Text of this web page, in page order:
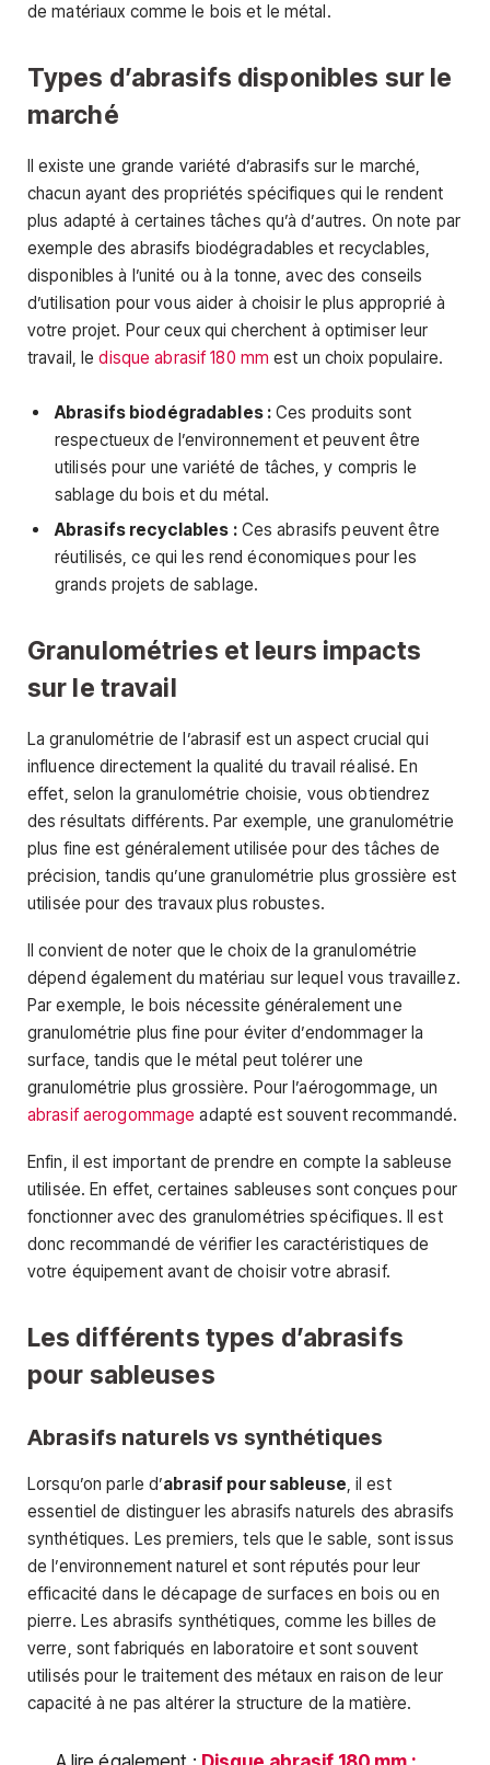
de matériaux comme le bois et le métal.
Types d’abrasifs disponibles sur le
marché
Il existe une grande variété d’abrasifs sur le marché,
chacun ayant des propriétés spécifiques qui le rendent
plus adapté à certaines tâches qu’à d’autres. On note par
exemple des abrasifs biodégradables et recyclables,
disponibles à l’unité ou à la tonne, avec des conseils
d’utilisation pour vous aider à choisir le plus approprié à
votre projet. Pour ceux qui cherchent à optimiser leur
travail, ledisque abrasif 180 mm est un choix populaire.
Abrasifs biodégradables : Ces produits sont
respectueux de l’environnement et peuvent être
utilisés pour une variété de tâches, y compris le
sablage du bois et du métal.
Abrasifs recyclables :Ces abrasifs peuvent être
réutilisés, ce qui les rend économiques pour les
grands projets de sablage.
Granulométries et leurs impacts
sur le travail
La granulométrie de l’abrasif est un aspect crucial qui
influence directement la qualité du travail réalisé. En
effet, selon la granulométrie choisie, vous obtiendrez
des résultats différents. Par exemple, une granulométrie
plus fine est généralement utilisée pour des tâches de
précision, tandis qu’une granulométrie plus grossière est
utilisée pour des travaux plus robustes.
Il convient de noter que le choix de la granulométrie
dépend également du matériau sur lequel vous travaillez.
Par exemple, le bois nécessite généralement une
granulométrie plus fine pour éviter d’endommager la
surface, tandis que le métal peut tolérer une
granulométrie plus grossière. Pour l’aérogommage, un
abrasif aerogommage adapté est souvent recommandé.
Enfin, il est important de prendre en compte la sableuse
utilisée. En effet, certaines sableuses sont conçues pour
fonctionner avec des granulométries spécifiques. Il est
donc recommandé de vérifier les caractéristiques de
votre équipement avant de choisir votre abrasif.
Les différents types d’abrasifs
pour sableuses
Abrasifs naturels vs synthétiques
Lorsqu’on parle d’abrasif pour sableuse, il est
essentiel de distinguer les abrasifs naturels des abrasifs
synthétiques. Les premiers, tels que le sable, sont issus
de l’environnement naturel et sont réputés pour leur
efficacité dans le décapage de surfaces en bois ou en
pierre. Les abrasifs synthétiques, comme les billes de
verre, sont fabriqués en laboratoire et sont souvent
utilisés pour le traitement des métaux en raison de leur
capacité à ne pas altérer la structure de la matière.